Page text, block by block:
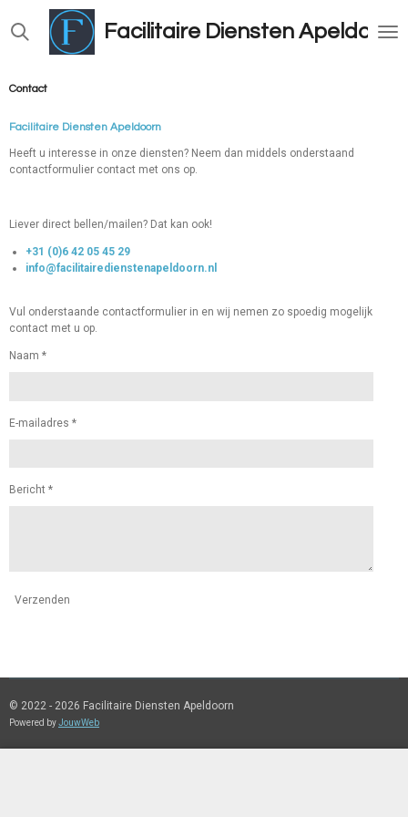
direct
hoofdinhoud
Facilitaire Diensten Apeldoorn
Contact
Facilitaire Diensten Apeldoorn
Heeft u interesse in onze diensten? Neem dan middels onderstaand
contactformulier contact met ons op.
Liever direct bellen/mailen? Dat kan ook!
+31 (0)6 42 05 45 29
info@facilitairedienstenapeldoorn.nl
Vul onderstaande contactformulier in en wij nemen zo spoedig mogelijk
contact met u op.
Naam *
E-mailadres *
Bericht *
Verzenden
© 2022 - 2026 Facilitaire Diensten Apeldoorn
Powered byJouwWeb